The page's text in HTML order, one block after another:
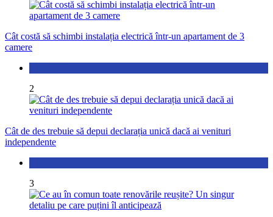
Cât costă să schimbi instalația electrică într-un apartament de 3
camere
2
Cât de des trebuie să depui declarația unică dacă ai venituri
independente
3